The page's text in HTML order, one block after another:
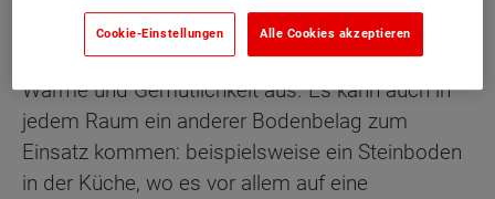
Steinböden oder Beton einen modernen und
kühlen Eindruck hinterlassen, strahlen Holzböden
Wärme und Gemütlichkeit aus. Es kann auch in
jedem Raum ein anderer Bodenbelag zum
Einsatz kommen: beispielsweise ein Steinboden
in der Küche, wo es vor allem auf eine
Cookie-Einstellungen Alle Cookies akzeptieren